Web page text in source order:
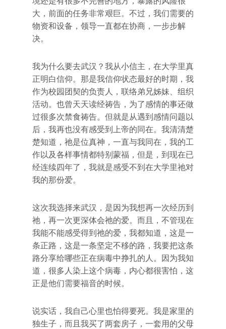
大，前面的任务非常艰巨。不过，我们需要的
物资和设备，领导一直都在协商，一步步解
决。
我为什么要去武汉？我从小信主，在大学里真
正明白信仰。那是我信仰状态最好的时期，我
作为校园团契的负责人，联络弟兄姊妹、组织
活动。也曾天天读经祷告，为了感情的事还做
过很多次禁食祷告。但就是从遇到感情问题以
后，我再也没有感受到上帝的同在。我清清楚
楚知道，祂是位真神，一直与我同在，我的工
作以及各样事情都特别蒙福，但是，到现在已
经连续四年了，我就是感受不到在大学里祂对
我的那份爱。
这次我选择来武汉，是因为我想再一次经历到
祂，再一次更深体会祂的爱。而且，不管现在
我能不能感受得到祂的爱，我都知道，这是一
条正路，这是一条坚定不移的路，我要把这条
路分享给哪些正在病毒中挣扎的人。因为我知
道，很多人染上这个病毒，内心都很害怕，这
正是他们需要福音的时候。
说实话，我自己心里也怕得要死。我是家里的
独生子，而且我买了两套房子，一套用的父母